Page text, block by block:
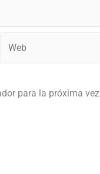
para la próxima vez